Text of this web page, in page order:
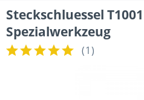
Steckschluessel
Spezialwerkzeug
(1)